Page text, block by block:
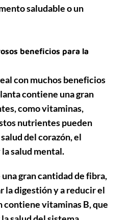
saludable o un
beneficios para la
con muchos beneficios
contiene una gran
comovitaminas,
nutrientes pueden
del corazón, el
salud mental.
gran cantidad defibra,
la digestión y a reducir el
contienevitaminasB, que